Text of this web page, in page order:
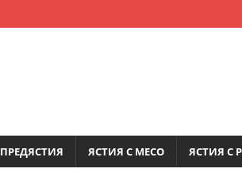
ПРЕДЯСТИЯ ЯСТИЯ С МЕСО ЯСТИЯ С